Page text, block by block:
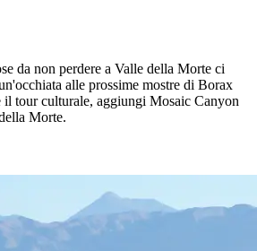
da non perdere a Valle della Morte ci
alle prossime mostre di Borax
il tour culturale, aggiungi Mosaic Canyon
Morte.